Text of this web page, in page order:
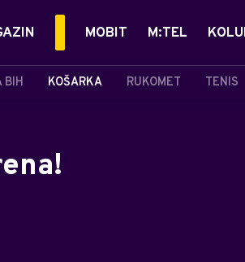
BIH KOŠARKA RUKOMET TENIS
MOBIT M:TEL